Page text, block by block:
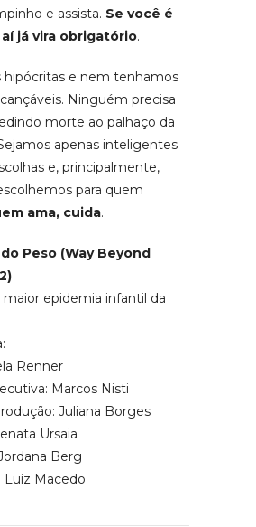
e assista. Se você é
já vira obrigatório.
hipócritas e nem tenhamos
Ninguém precisa
morte ao palhaço da
apenas inteligentes
e, principalmente,
para quem
ama, cuida.
Peso (Way Beyond
maior epidemia infantil da
Renner
Marcos Nisti
Juliana Borges
Ursaia
Berg
Luiz Macedo